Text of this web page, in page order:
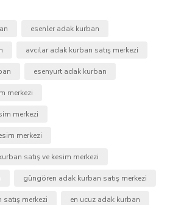
esenler adak kurban
avcılar adak kurban satış merkezi
esenyurt adak kurban
merkezi
merkezi
merkezi
satış ve kesim merkezi
güngören adak kurban satış merkezi
merkezi en ucuz adak kurban